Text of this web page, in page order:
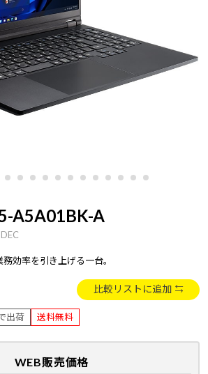
A5A01BK-A
効率を引き上げる一台。
比較リストに追加
出荷 送料無料
WEB販売価格